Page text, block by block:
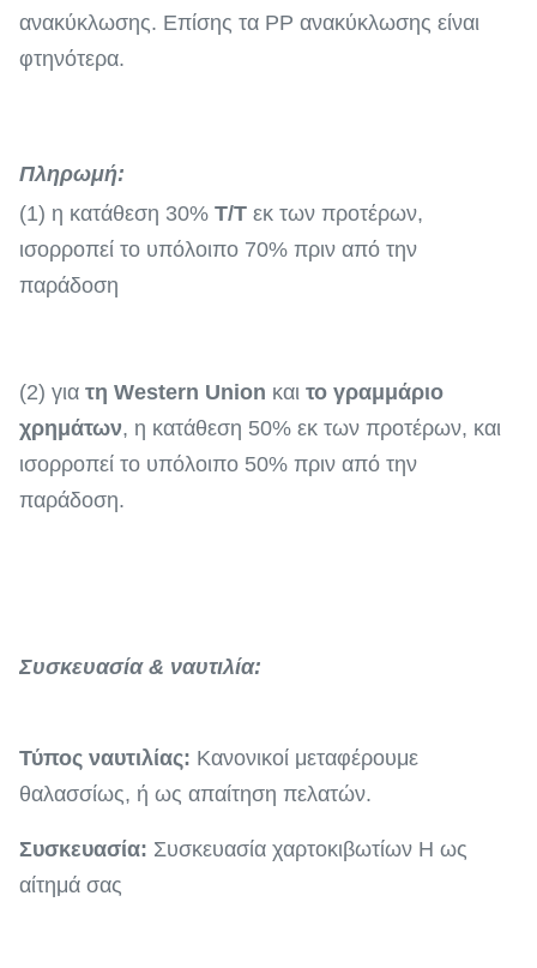
ανακύκλωσης. Επίσης τα PP ανακύκλωσης είναι
φτηνότερα.
Πληρωμή:
(1) η κατάθεση 30% T/T εκ των προτέρων,
ισορροπεί το υπόλοιπο 70% πριν από την
παράδοση
(2) για τη Western Union και το γραμμάριο
χρημάτων, η κατάθεση 50% εκ των προτέρων, και
ισορροπεί το υπόλοιπο 50% πριν από την
παράδοση.
Συσκευασία & ναυτιλία:
Τύπος ναυτιλίας: Κανονικοί μεταφέρουμε
θαλασσίως, ή ως απαίτηση πελατών.
Συσκευασία: Συσκευασία χαρτοκιβωτίων Η ως
αίτημά σας